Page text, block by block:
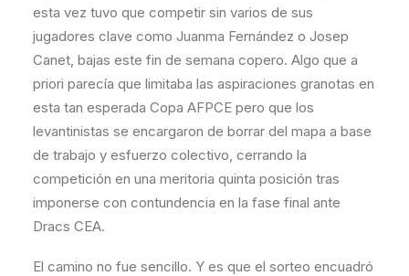
esta vez tuvo que competir sin varios de sus
jugadores clave como Juanma Fernández o Josep
Canet, bajas este fin de semana copero. Algo que a
priori parecía que limitaba las aspiraciones granotas en
esta tan esperada Copa AFPCE pero que los
levantinistas se encargaron de borrar del mapa a base
de trabajo y esfuerzo colectivo, cerrando la
competición en una meritoria quinta posición tras
imponerse con contundencia en la fase final ante
Dracs CEA.
El camino no fue sencillo. Y es que el sorteo encuadró